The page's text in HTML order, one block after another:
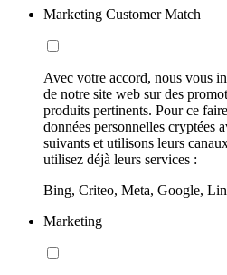
Marketing Customer Match
Avec votre accord, nous vous
de notre site web sur des
produits pertinents. Pour ce
données personnelles cryptées
suivants et utilisons leurs
utilisez déjà leurs services :
Bing, Criteo, Meta, Google,
Marketing